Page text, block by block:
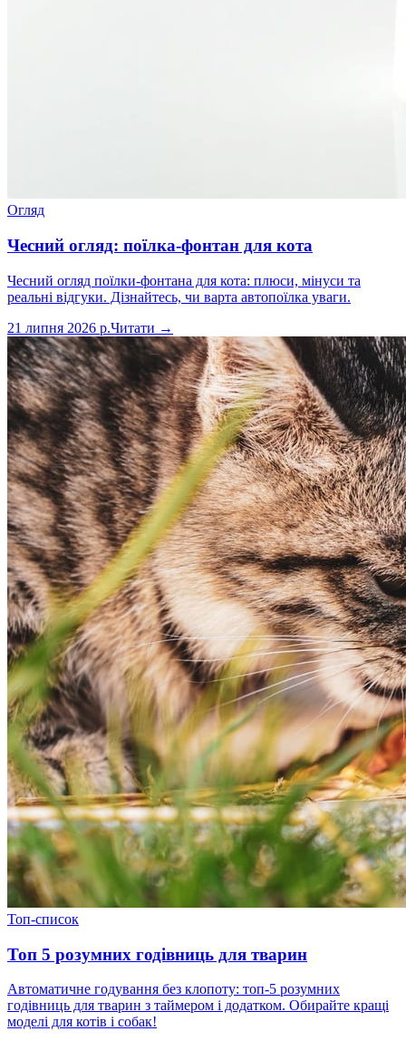
Огляд
Чесний огляд: поїлка-фонтан для кота
Чесний огляд поїлки-фонтана для кота: плюси, мінуси та
реальні відгуки. Дізнайтесь, чи варта автопоїлка уваги.
21 липня 2026 р.Читати →
Топ-список
Топ 5 розумних годівниць для тварин
Автоматичне годування без клопоту: топ-5 розумних
годівниць для тварин з таймером і додатком. Обирайте кращі
моделі для котів і собак!